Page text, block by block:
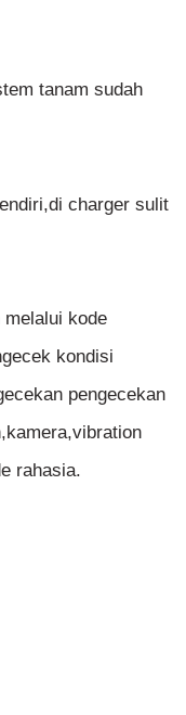
tanam sudah
charger sulit
kode
kondisi
pengecekan
rahasia.